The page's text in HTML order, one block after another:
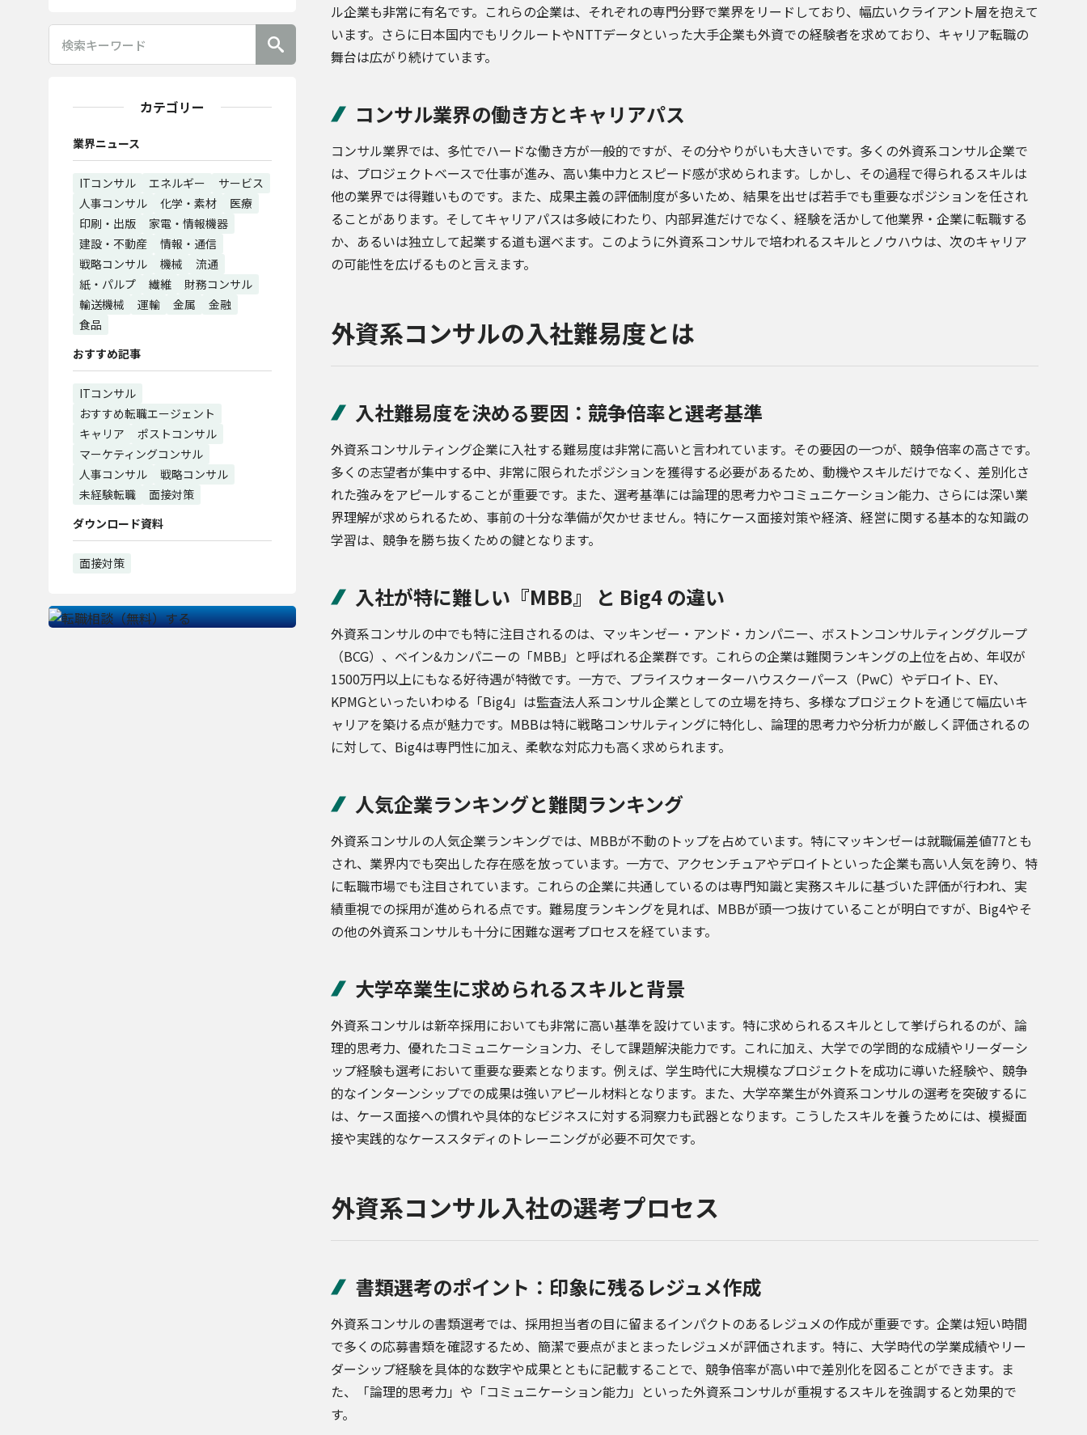
カテゴリー
業界ニュース
ITコンサル エネルギー
サービス
人事コンサル
化学・素材
医療
印刷・出版
家電・情報機器
建設・不動産
情報・通信
戦略コンサル
機械
流通
紙・パルプ
繊維
財務コンサル
輸送機械
運輸 金属
金融
食品
おすすめ記事
ITコンサル
おすすめ転職エージェント
キャリア
ポストコンサル
マーケティングコンサル
人事コンサル
戦略コンサル
未経験転職
面接対策
ダウンロード資料
面接対策
ル企業も非常に有名です。これらの企業は、それぞれの専門分野で業界をリードしており、幅広いクライアント層を抱えて
います。さらに日本国内でもリクルートやNTTデータといった大手企業も外資での経験者を求めており、キャリア転職の
舞台は広がり続けています。
コンサル業界の働き方とキャリアパス
コンサル業界では、多忙でハードな働き方が一般的ですが、その分やりがいも大きいです。多くの外資系コンサル企業で
は、プロジェクトベースで仕事が進み、高い集中力とスピード感が求められます。しかし、その過程で得られるスキルは
他の業界では得難いものです。また、成果主義の評価制度が多いため、結果を出せば若手でも重要なポジションを任され
ることがあります。そしてキャリアパスは多岐にわたり、内部昇進だけでなく、経験を活かして他業界・企業に転職する
か、あるいは独立して起業する道も選べます。このように外資系コンサルで培われるスキルとノウハウは、次のキャリア
の可能性を広げるものと言えます。
外資系コンサルの入社難易度とは
入社難易度を決める要因：競争倍率と選考基準
外資系コンサルティング企業に入社する難易度は非常に高いと言われています。その要因の一つが、競争倍率の高さです。
多くの志望者が集中する中、非常に限られたポジションを獲得する必要があるため、動機やスキルだけでなく、差別化さ
れた強みをアピールすることが重要です。また、選考基準には論理的思考力やコミュニケーション能力、さらには深い業
界理解が求められるため、事前の十分な準備が欠かせません。特にケース面接対策や経済、経営に関する基本的な知識の
学習は、競争を勝ち抜くための鍵となります。
入社が特に難しい『MBB』 と Big4 の違い
外資系コンサルの中でも特に注目されるのは、マッキンゼー・アンド・カンパニー、ボストンコンサルティンググループ
（BCG）、ベイン&カンパニーの「MBB」と呼ばれる企業群です。これらの企業は難関ランキングの上位を占め、年収が
1500万円以上にもなる好待遇が特徴です。一方で、プライスウォーターハウスクーパース（PwC）やデロイト、EY、
KPMGといったいわゆる「Big4」は監査法人系コンサル企業としての立場を持ち、多様なプロジェクトを通じて幅広いキ
ャリアを築ける点が魅力です。MBBは特に戦略コンサルティングに特化し、論理的思考力や分析力が厳しく評価されるの
に対して、Big4は専門性に加え、柔軟な対応力も高く求められます。
人気企業ランキングと難関ランキング
外資系コンサルの人気企業ランキングでは、MBBが不動のトップを占めています。特にマッキンゼーは就職偏差値77とも
され、業界内でも突出した存在感を放っています。一方で、アクセンチュアやデロイトといった企業も高い人気を誇り、特
に転職市場でも注目されています。これらの企業に共通しているのは専門知識と実務スキルに基づいた評価が行われ、実
績重視での採用が進められる点です。難易度ランキングを見れば、MBBが頭一つ抜けていることが明白ですが、Big4やそ
の他の外資系コンサルも十分に困難な選考プロセスを経ています。
大学卒業生に求められるスキルと背景
外資系コンサルは新卒採用においても非常に高い基準を設けています。特に求められるスキルとして挙げられるのが、論
理的思考力、優れたコミュニケーション力、そして課題解決能力です。これに加え、大学での学問的な成績やリーダーシ
ップ経験も選考において重要な要素となります。例えば、学生時代に大規模なプロジェクトを成功に導いた経験や、競争
的なインターンシップでの成果は強いアピール材料となります。また、大学卒業生が外資系コンサルの選考を突破するに
は、ケース面接への慣れや具体的なビジネスに対する洞察力も武器となります。こうしたスキルを養うためには、模擬面
接や実践的なケーススタディのトレーニングが必要不可欠です。
外資系コンサル入社の選考プロセス
書類選考のポイント：印象に残るレジュメ作成
外資系コンサルの書類選考では、採用担当者の目に留まるインパクトのあるレジュメの作成が重要です。企業は短い時間
で多くの応募書類を確認するため、簡潔で要点がまとまったレジュメが評価されます。特に、大学時代の学業成績やリー
ダーシップ経験を具体的な数字や成果とともに記載することで、競争倍率が高い中で差別化を図ることができます。ま
た、「論理的思考力」や「コミュニケーション能力」といった外資系コンサルが重視するスキルを強調すると効果的で
す。